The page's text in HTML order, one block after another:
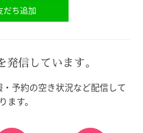
だち追加
信しています。
予約の空き状況など配信して
ます。